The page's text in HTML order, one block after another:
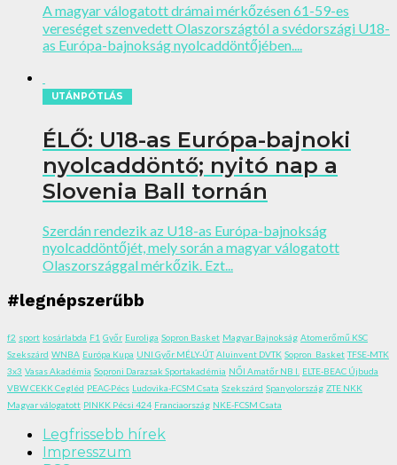
A magyar válogatott drámai mérkőzésen 61-59-es
vereséget szenvedett Olaszországtól a svédországi U18-
as Európa-bajnokság nyolcaddöntőjében....
UTÁNPÓTLÁS
ÉLŐ: U18-as Európa-bajnoki
nyolcaddöntő; nyitó nap a
Slovenia Ball tornán
Szerdán rendezik az U18-as Európa-bajnokság
nyolcaddöntőjét, mely során a magyar válogatott
Olaszországgal mérkőzik. Ezt...
#legnépszerűbb
f2 sport kosárlabda F1 Győr Euroliga Sopron Basket Magyar Bajnokság Atomerőmű KSC
Szekszárd WNBA Európa Kupa UNI Győr MÉLY-ÚT Aluinvent DVTK Sopron_Basket TFSE-MTK
3x3 Vasas Akadémia Soproni Darazsak Sportakadémia NŐI Amatőr NB I. ELTE-BEAC Újbuda
VBW CEKK Cegléd PEAC-Pécs Ludovika-FCSM Csata Szekszárd Spanyolország ZTE NKK
Magyar válogatott PINKK Pécsi 424 Franciaország NKE-FCSM Csata
Legfrissebb hírek
Impresszum